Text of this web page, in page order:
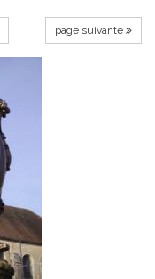
page suivante